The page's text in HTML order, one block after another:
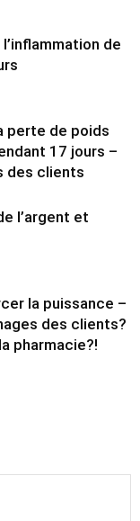
de
perte de poids
17 jours –
des clients
l’argent et
la puissance –
des clients?
pharmacie?!